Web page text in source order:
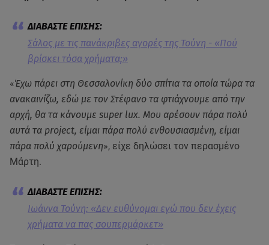
Σάλος με τις πανάκριβες αγορές της Τούνη - «Πού
βρίσκει τόσα χρήματα;»
«Έχω πάρει στη Θεσσαλονίκη δύο σπίτια τα οποία τώρα τα
ανακαινίζω, εδώ με τον Στέφανο τα φτιάχνουμε από την
αρχή, θα τα κάνουμε super lux. Μου αρέσουν πάρα πολύ
αυτά τα project, είμαι πάρα πολύ ενθουσιασμένη, είμαι
πάρα πολύ χαρούμενη», είχε δηλώσει τον περασμένο
Μάρτη.
Ιωάννα Τούνη: «Δεν ευθύνομαι εγώ που δεν έχεις
χρήματα να πας σουπερμάρκετ»